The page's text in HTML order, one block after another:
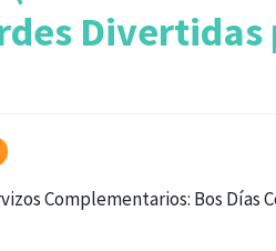
Divertidas
Complementarios: Bos Días